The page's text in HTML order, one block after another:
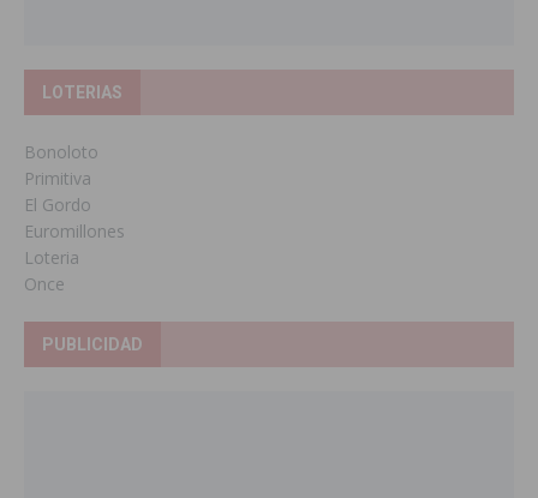
LOTERIAS
Bonoloto
Primitiva
El Gordo
Euromillones
Loteria
Once
PUBLICIDAD